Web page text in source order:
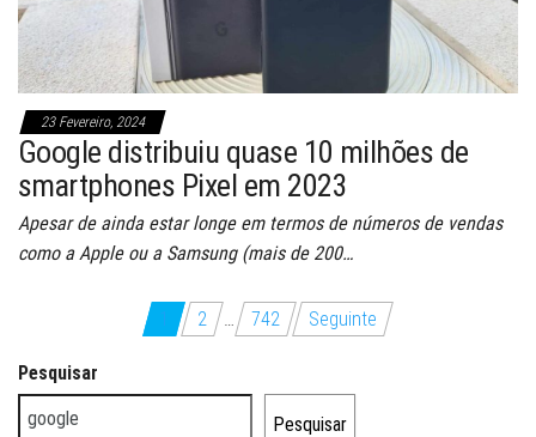
23 Fevereiro, 2024
Google distribuiu quase 10 milhões de
smartphones Pixel em 2023
Apesar de ainda estar longe em termos de números de vendas
como a Apple ou a Samsung (mais de 200…
Paginação
dos
conteúdos
1 2 742 Seguinte
Pesquisar
Pesquisar